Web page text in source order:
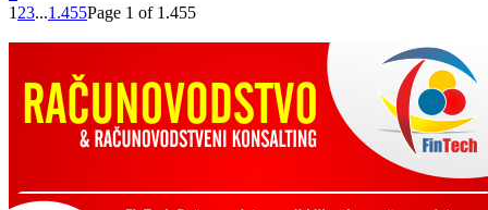
1 23...1.455Page 1 of 1.455